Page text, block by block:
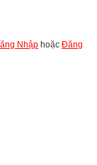
Nhập hoặc Đăng